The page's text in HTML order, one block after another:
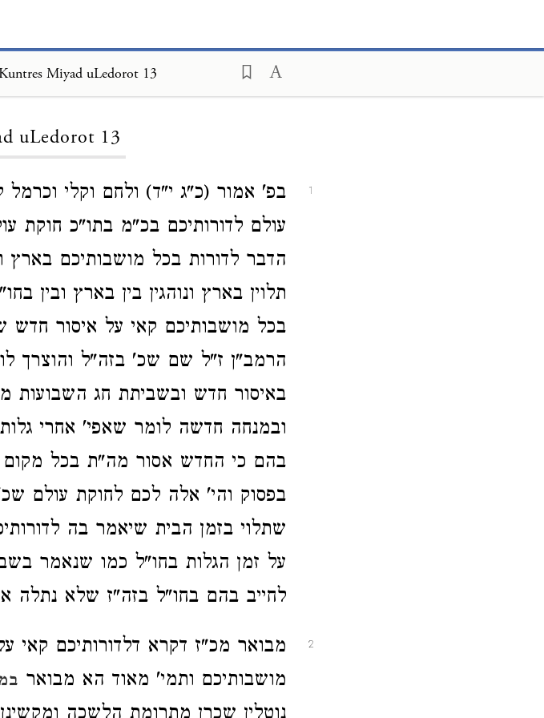
Miyad uLedorot 13
uLedorot 13
1
בפ' אמור (כ"ג י"ד) ולחם וקלי
עולם לדורותיכם בכ"מ בתו"כ חוקת
הדבר לדורות בכל מושבותיכם
תלוין בארץ ונוהגין בין בארץ ובין
בכל מושבותיכם קאי על איסור חדש
הרמב"ן ז"ל שם שכ' בזה"ל והוצרך
באיסור חדש ובשביתת חג השבועות
ובמנחה חדשה לומר שאפי' אחרי
בהם כי החדש אסור מה"ת בכל מקום
בפסוק והי' אלה לכם לחוקת עולם
שתלוי בזמן הבית שיאמר בה
על זמן הגלות בחו"ל כמו שנאמר
לחייב בהם בחו"ל בזה"ז שלא נתלה
2
מבואר מכ"ז דקרא דלדורותיכם קאי
מושבותיכם ותמי' מאוד הא מבואר